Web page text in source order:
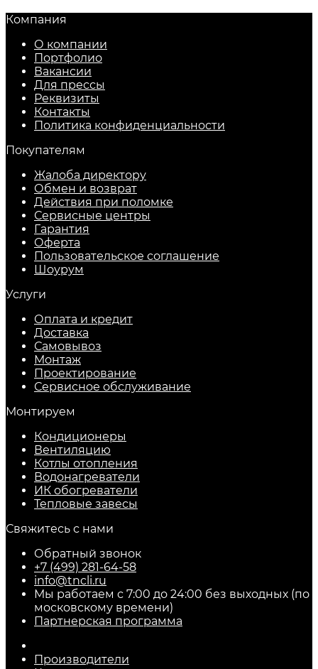
Компания
О компании
Портфолио
Вакансии
Для прессы
Реквизиты
Контакты
Политика конфиденциальности
Покупателям
Жалоба директору
Обмен и возврат
Действия при поломке
Сервисные центры
Гарантия
Оферта
Пользовательское соглашение
Шоурум
Услуги
Оплата и кредит
Доставка
Самовывоз
Монтаж
Проектирование
Сервисное обслуживание
Монтируем
Кондиционеры
Вентиляцию
Котлы отопления
Водонагреватели
ИК обогреватели
Тепловые завесы
Свяжитесь с нами
Обратный звонок
+7 (499) 281-64-58
info@tncli.ru
Мы работаем с 7:00 до 24:00 без выходных (по
московскому времени)
Партнерская программа
Производители